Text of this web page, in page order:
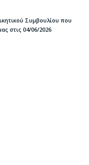
Συμβουλίου που
στις 04/06/2026